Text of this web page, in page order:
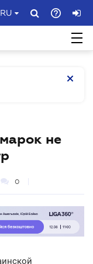
RU
не
0